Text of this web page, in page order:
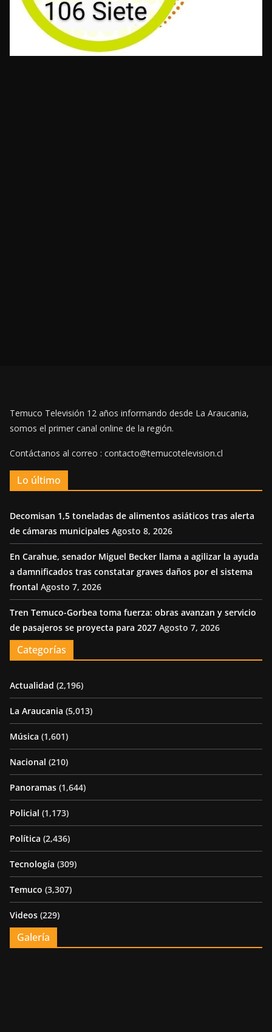
Temuco Televisión 12 años informando desde La Araucania,
somos el primer canal online de la región.
Contáctanos al correo : contacto@temucotelevision.cl
Lo último
Decomisan 1,5 toneladas de alimentos asiáticos tras alerta
de cámaras municipales Agosto 8, 2026
En Carahue, senador Miguel Becker llama a agilizar la ayuda
a damnificados tras constatar graves daños por el sistema
frontal Agosto 7, 2026
Tren Temuco-Gorbea toma fuerza: obras avanzan y servicio
de pasajeros se proyecta para 2027 Agosto 7, 2026
Categorías
Actualidad (2,196)
La Araucania (5,013)
Música (1,601)
Nacional (210)
Panoramas (1,644)
Policial (1,173)
Política (2,436)
Tecnología (309)
Temuco (3,307)
Videos (229)
Galería